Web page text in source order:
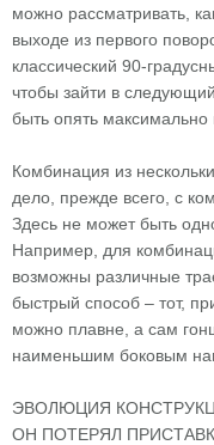
можно рассматривать,
выходе из первого
классический 90-
чтобы зайти в
быть опять
Комбинация из
дело, прежде всего, с
Здесь не может быть
Например, для
возможны различные
быстрый способ – тот,
можно плавне, а сам
наименьшим боковым
ЭВОЛЮЦИЯ
ОН ПОТЕРЯЛ